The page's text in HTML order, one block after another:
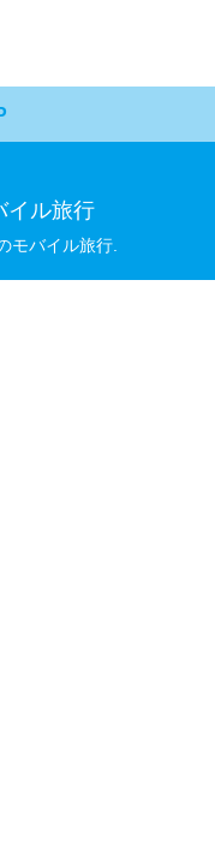
イル旅行
モバイル旅行.